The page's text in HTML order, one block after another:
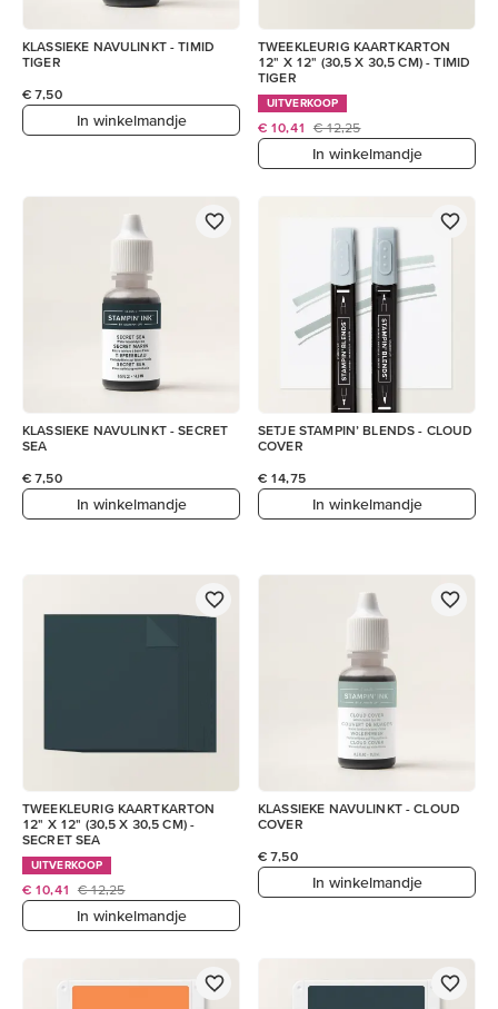
KLASSIEKE NAVULINKT - TIMID
TIGER
€ 7,50
In winkelmandje
TWEEKLEURIG KAARTKARTON
12" X 12" (30,5 X 30,5 CM) - TIMID
TIGER
UITVERKOOP
€ 10,41 € 12,25
In winkelmandje
KLASSIEKE NAVULINKT - SECRET
SEA
€ 7,50
In winkelmandje
SETJE STAMPIN’ BLENDS - CLOUD
COVER
€ 14,75
In winkelmandje
TWEEKLEURIG KAARTKARTON
12" X 12" (30,5 X 30,5 CM) -
SECRET SEA
UITVERKOOP
€ 10,41 € 12,25
In winkelmandje
KLASSIEKE NAVULINKT - CLOUD
COVER
€ 7,50
In winkelmandje